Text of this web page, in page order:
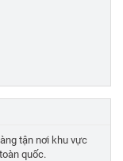
tận nơi khu vực
quốc.